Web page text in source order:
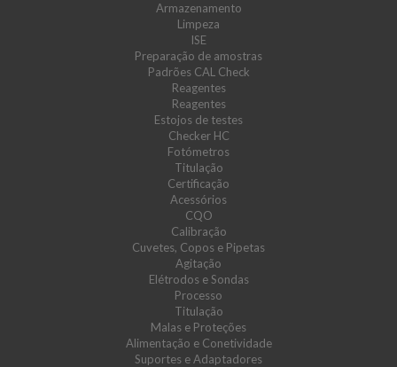
Armazenamento
Limpeza
ISE
Preparação de amostras
Padrões CAL Check
Reagentes
Reagentes
Estojos de testes
Checker HC
Fotómetros
Titulação
Certificação
Acessórios
CQO
Calibração
Cuvetes, Copos e Pipetas
Agitação
Elétrodos e Sondas
Processo
Titulação
Malas e Proteções
Alimentação e Conetividade
Suportes e Adaptadores